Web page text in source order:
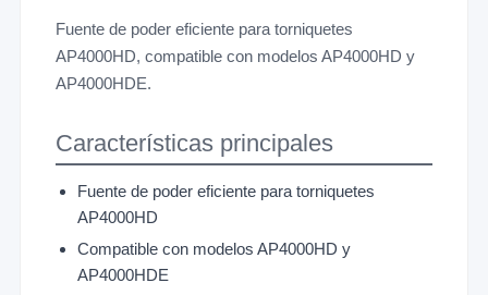
Fuente de poder eficiente para torniquetes
AP4000HD, compatible con modelos AP4000HD y
AP4000HDE.
Características principales
Fuente de poder eficiente para torniquetes
AP4000HD
Compatible con modelos AP4000HD y
AP4000HDE